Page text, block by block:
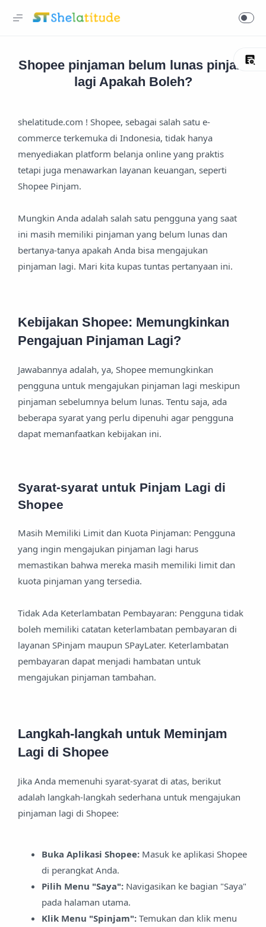
Shopee pinjaman belum lunas pinjam
lagi Apakah Boleh?
shelatitude.com ! Shopee, sebagai salah satu e-
commerce terkemuka di Indonesia, tidak hanya
menyediakan platform belanja online yang praktis
tetapi juga menawarkan layanan keuangan, seperti
Shopee Pinjam.
Mungkin Anda adalah salah satu pengguna yang saat
ini masih memiliki pinjaman yang belum lunas dan
bertanya-tanya apakah Anda bisa mengajukan
pinjaman lagi. Mari kita kupas tuntas pertanyaan ini.
Kebijakan Shopee: Memungkinkan
Pengajuan Pinjaman Lagi?
Jawabannya adalah, ya, Shopee memungkinkan
pengguna untuk mengajukan pinjaman lagi meskipun
pinjaman sebelumnya belum lunas. Tentu saja, ada
beberapa syarat yang perlu dipenuhi agar pengguna
dapat memanfaatkan kebijakan ini.
Syarat-syarat untuk Pinjam Lagi di
Shopee
Masih Memiliki Limit dan Kuota Pinjaman: Pengguna
yang ingin mengajukan pinjaman lagi harus
memastikan bahwa mereka masih memiliki limit dan
kuota pinjaman yang tersedia.
Tidak Ada Keterlambatan Pembayaran: Pengguna tidak
boleh memiliki catatan keterlambatan pembayaran di
layanan SPinjam maupun SPayLater. Keterlambatan
pembayaran dapat menjadi hambatan untuk
mengajukan pinjaman tambahan.
Langkah-langkah untuk Meminjam
Lagi di Shopee
Jika Anda memenuhi syarat-syarat di atas, berikut
adalah langkah-langkah sederhana untuk mengajukan
pinjaman lagi di Shopee:
Buka Aplikasi Shopee: Masuk ke aplikasi Shopee
di perangkat Anda.
Pilih Menu "Saya": Navigasikan ke bagian "Saya"
pada halaman utama.
Klik Menu "Spinjam": Temukan dan klik menu